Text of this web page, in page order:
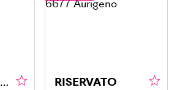
RINNOVATA E CONFORTEVOLE
RISERVATO